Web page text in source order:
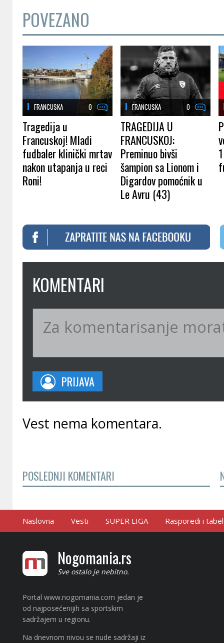
POVEZANO
FRANCUSKA 0
Tragedija u
Francuskoj! Mladi
fudbaler klinički mrtav
nakon utapanja u reci
Roni!
FRANCUSKA 0
TRAGEDIJA U
FRANCUSKOJ:
Preminuo bivši
šampion sa Lionom i
Digardov pomoćnik u
Le Avru (43)
KOMENTARI
PRIJAVA
Vest nema komentara.
POSLEDNJI KOMENTARI
Naslovna Vesti SUPER LIGA Rasporedi i
Nogomania.rs
Sve ostalo je nebitno.
Portal www.nogomania.com jedan je
od najposećenijih sa sportskim
sadržajem u regionu.
Na dnevnom nivou se nude sadržaji iz